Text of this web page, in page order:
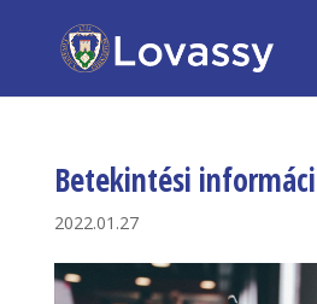
Betekintési
2022.01.27